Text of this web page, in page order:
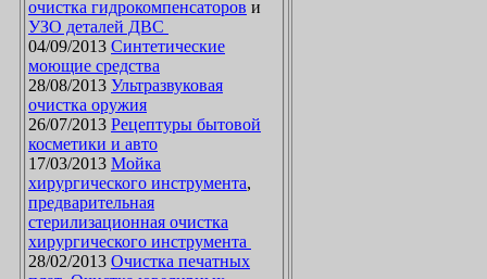
очистка гидрокомпенсаторов и
УЗО деталей ДВС
04/09/2013 Синтетические
моющие средства
28/08/2013 Ультразвуковая
очистка оружия
26/07/2013 Рецептуры бытовой
косметики и авто
17/03/2013 Мойка
хирургического инструмента,
предварительная
стерилизационная очистка
хирургического инструмента
28/02/2013 Очистка печатных